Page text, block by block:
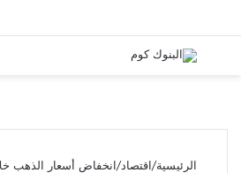
بحث عن
الرئيسية/اقتصاد/